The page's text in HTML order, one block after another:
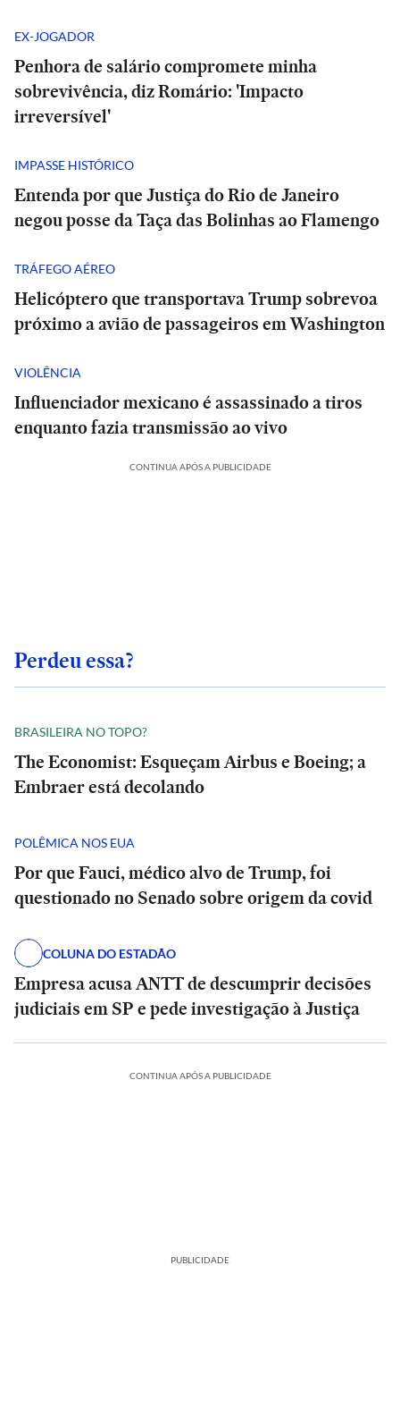
EX-JOGADOR
Penhora de salário compromete minha
sobrevivência, diz Romário: 'Impacto
irreversível'
IMPASSE HISTÓRICO
Entenda por que Justiça do Rio de Janeiro
negou posse da Taça das Bolinhas ao Flamengo
TRÁFEGO AÉREO
Helicóptero que transportava Trump sobrevoa
próximo a avião de passageiros em Washington
VIOLÊNCIA
Influenciador mexicano é assassinado a tiros
enquanto fazia transmissão ao vivo
CONTINUA APÓS A PUBLICIDADE
Perdeu essa?
BRASILEIRA NO TOPO?
The Economist: Esqueçam Airbus e Boeing; a
Embraer está decolando
POLÊMICA NOS EUA
Por que Fauci, médico alvo de Trump, foi
questionado no Senado sobre origem da covid
COLUNA DO ESTADÃO
Empresa acusa ANTT de descumprir decisões
judiciais em SP e pede investigação à Justiça
CONTINUA APÓS A PUBLICIDADE
PUBLICIDADE